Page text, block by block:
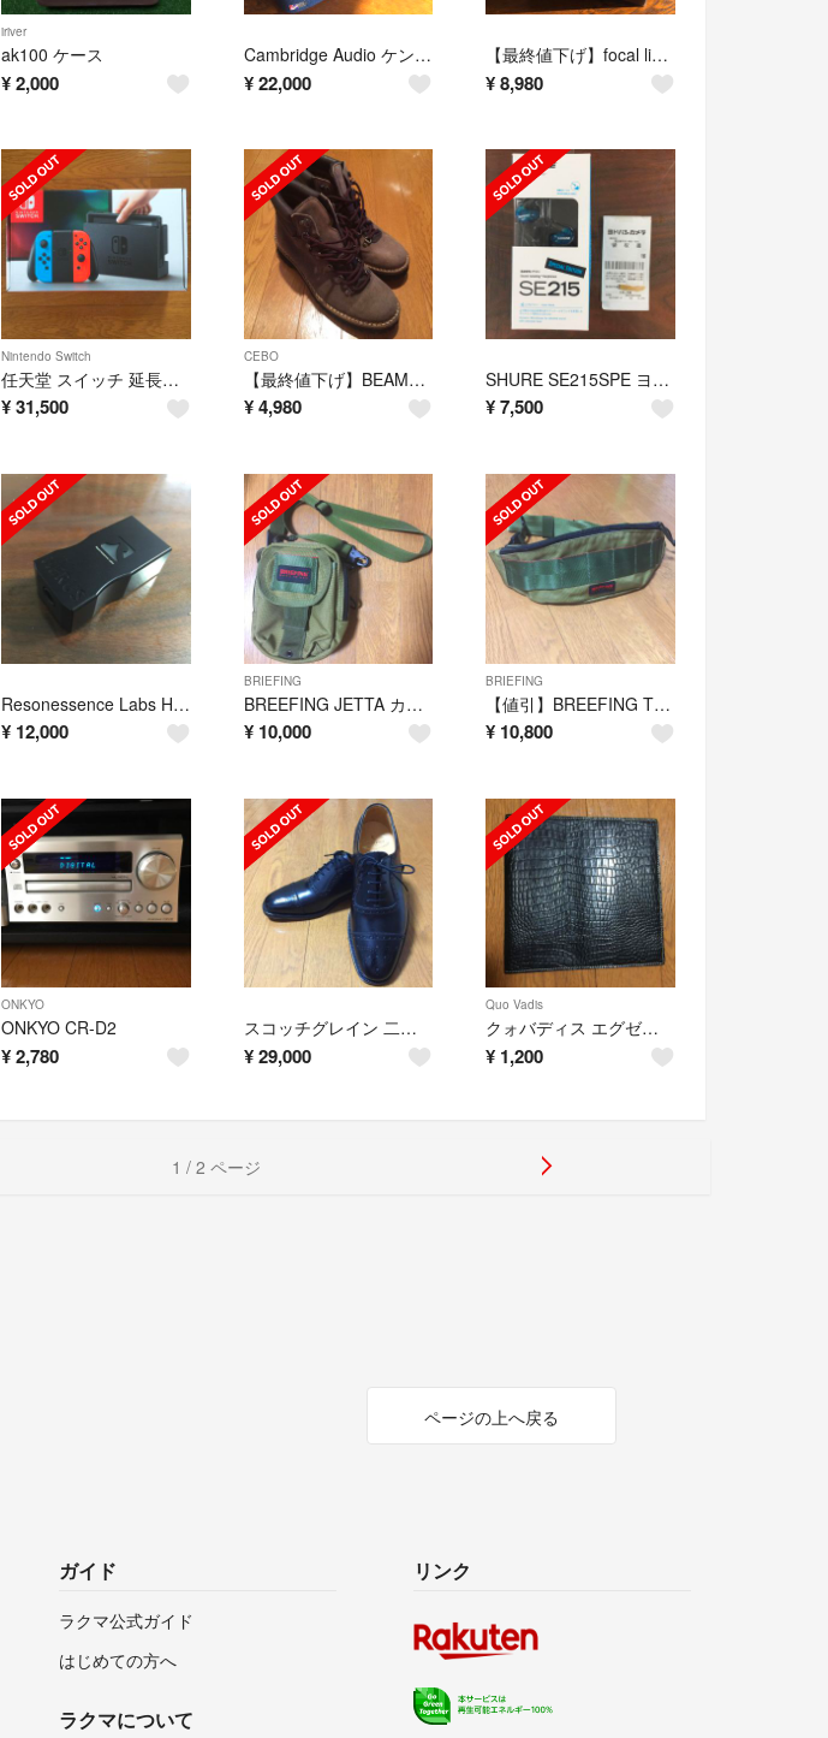
iriver
ak100 ケース
¥2,000
Cambridge Audio ケンブリッジオーディオ YOYO (M)
¥ 22,000
【最終値下げ】focal listen ヘッドホン
¥8,980
Nintendo Switch
任天堂 スイッチ 延長保証あり2020年11月24日迄
¥31,500
CEBO
【最終値下げ】BEAMS購入【CEBO セボ】 マウンテンブーツ 未使用
¥ 4,980
SHURE SE215SPE ヨドバシ購入レシートあり 本物
¥7,500
Resonessence Labs HERUS USB DAC
¥ 12,000
BRIEFING
BREEFING JETTA カーキ 廃盤 レア ブリーフィング
¥ 10,000
BRIEFING
【値引】BREEFING TRIPOD カーキ 廃盤 レア ブリーフィング
¥ 10,800
ONKYO
ONKYO CR-D2
¥2,780
スコッチグレイン 二足セット 25.0 新品 ブラック ブラウン
¥ 29,000
Quo Vadis
クォバディス エグゼクティブノート カバー
¥ 1,200
1 / 2 ページ
ページの上へ戻る
ガイド
ラクマ公式ガイド
はじめての方へ
ラクマについて
リンク